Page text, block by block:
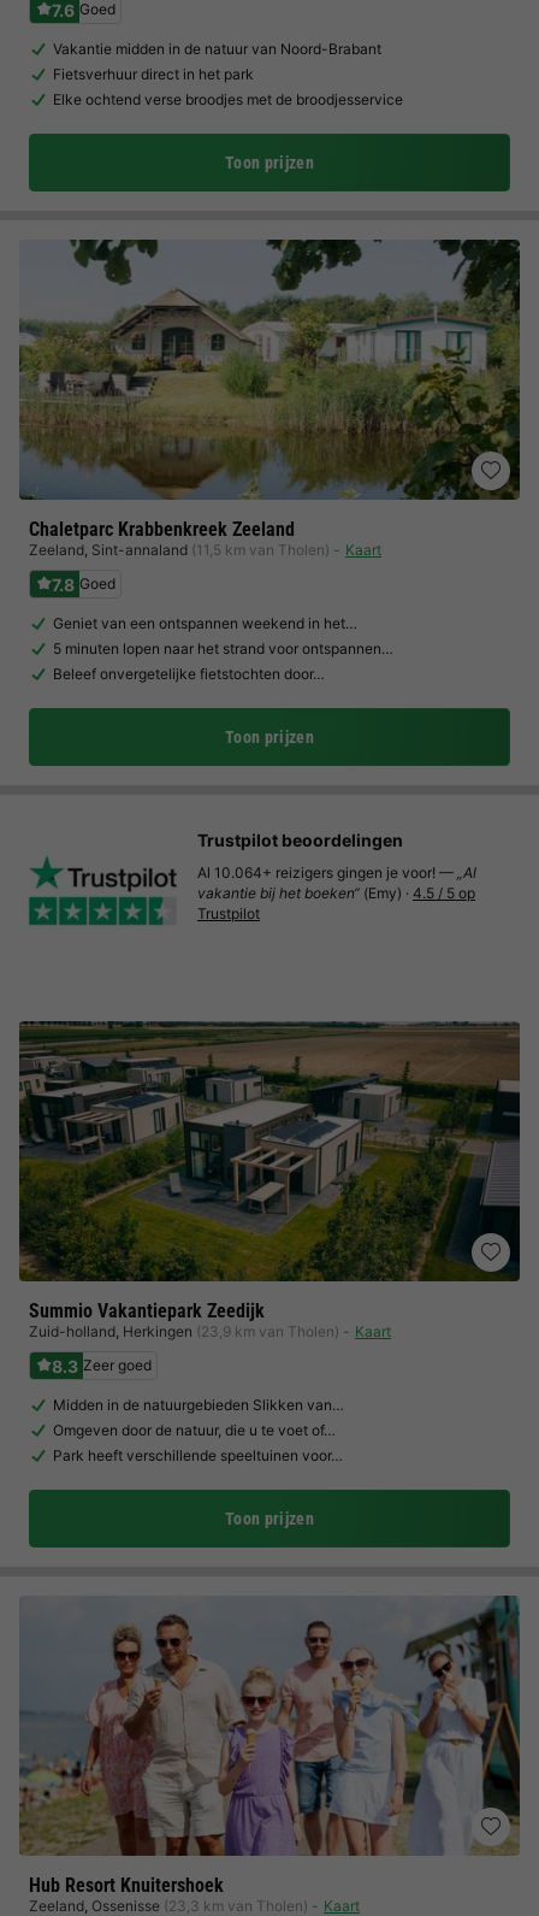
7.6 Goed
Vakantie midden in de natuur van Noord-Brabant
Fietsverhuur direct in het park
Elke ochtend verse broodjes met de broodjesservice
Toon prijzen
Chaletparc Krabbenkreek Zeeland
Zeeland, Sint-annaland (11,5 km van Tholen) Kaart
7.8 Goed
Geniet van een ontspannen weekend in het…
5 minuten lopen naar het strand voor ontspannen…
Beleef onvergetelijke fietstochten door…
Toon prijzen
Summio Vakantiepark Zeedijk
Zuid-holland, Herkingen (23,9 km van Tholen) Kaart
8.3 Zeer goed
Midden in de natuurgebieden Slikken van…
Omgeven door de natuur, die u te voet of…
Park heeft verschillende speeltuinen voor…
Toon prijzen
Hub Resort Knuitershoek
Zeeland, Ossenisse (23,3 km van Tholen) Kaart
Trustpilot beoordelingen
Al 10.064+ reizigers gingen je voor! — „Al
vakantie bij het boeken“ (Emy) · 4.5 / 5 op
Trustpilot